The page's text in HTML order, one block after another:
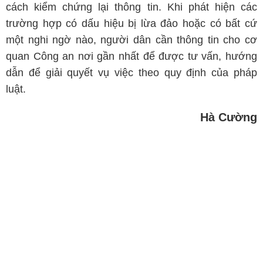
cách kiểm chứng lại thông tin. Khi phát hiện các
trường hợp có dấu hiệu bị lừa đảo hoặc có bất cứ
một nghi ngờ nào, người dân cần thông tin cho cơ
quan Công an nơi gần nhất để được tư vấn, hướng
dẫn để giải quyết vụ việc theo quy định của pháp
luật.
Hà Cường